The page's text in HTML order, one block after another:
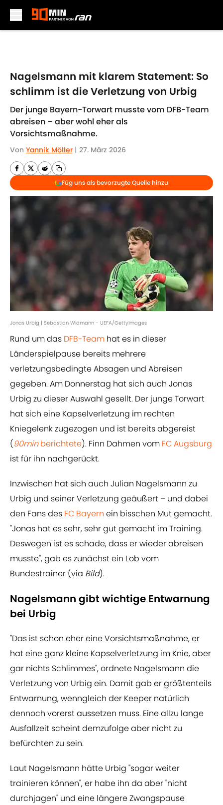
Nagelsmann mit klarem Statement: So
schlimm ist die Verletzung von Urbig
Der junge Bayern-Torwart musste vom DFB-Team
abreisen – aber wohl eher als
Vorsichtsmaßnahme.
Von Yannik Möller | 27. März 2026
Füg uns als bevorzugte Quelle hinzu
Jonas Urbig | Sebastian Widmann - UEFA/GettyImages
Rund um das DFB-Team hat es in dieser
Länderspielpause bereits mehrere
verletzungsbedingte Absagen und Abreisen
gegeben. Am Donnerstag hat sich auch Jonas
Urbig zu dieser Auswahl gesellt. Der junge Torwart
hat sich eine Kapselverletzung im rechten
Kniegelenk zugezogen und ist bereits abgereist
(90minberichtete). Finn Dahmen vom FC Augsburg
ist für ihn nachgerückt.
Inzwischen hat sich auch Julian Nagelsmann zu
Urbig und seiner Verletzung geäußert – und dabei
den Fans des FC Bayern ein bisschen Mut gemacht.
"Jonas hat es sehr, sehr gut gemacht im Training.
Deswegen ist es schade, dass er wieder abreisen
musste", gab es zunächst ein Lob vom
Bundestrainer (via Bild).
Nagelsmann gibt wichtige Entwarnung
bei Urbig
"Das ist schon eher eine Vorsichtsmaßnahme, er
hat eine ganz kleine Kapselverletzung im Knie, aber
gar nichts Schlimmes", ordnete Nagelsmann die
Verletzung von Urbig ein. Damit gab er größtenteils
Entwarnung, wenngleich der Keeper natürlich
dennoch vorerst aussetzen muss. Eine allzu lange
Ausfallzeit scheint demzufolge aber nicht zu
befürchten zu sein.
Laut Nagelsmann hätte Urbig "sogar weiter
trainieren können", er habe ihn da aber "nicht
durchjagen" und eine längere Zwangspause